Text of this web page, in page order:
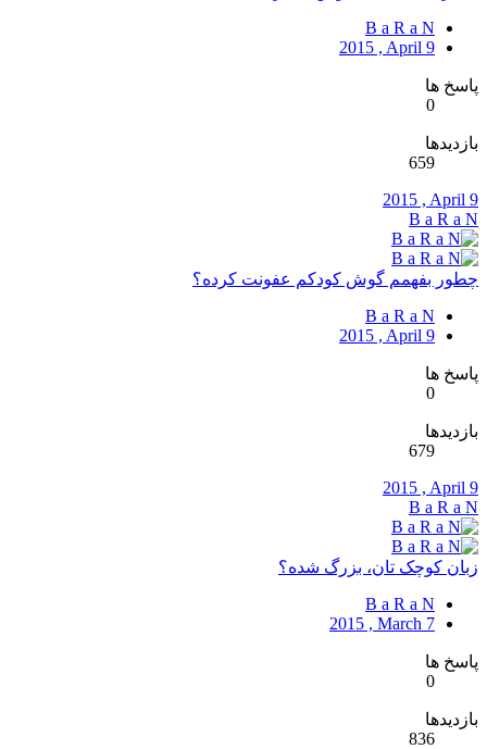
B a R a N
2015 , April 9
پاسخ ها
0
بازدیدها
659
2015 , April 9
B a R a N
چطور بفهمم گوش کودکم عفونت کرده؟
B a R a N
2015 , April 9
پاسخ ها
0
بازدیدها
679
2015 , April 9
B a R a N
زبان کوچک تان، بزرگ شده؟
B a R a N
2015 , March 7
پاسخ ها
0
بازدیدها
836